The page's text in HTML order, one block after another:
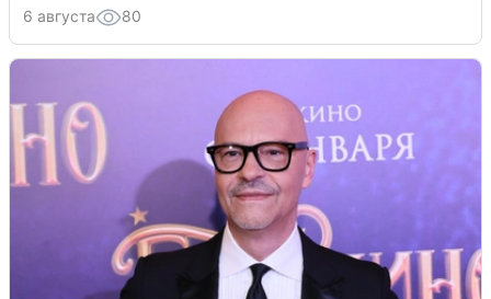
6 августа 80